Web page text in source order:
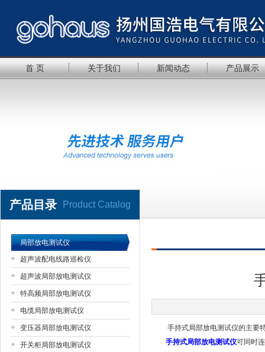
扬州国浩电气有限公司
首 页 关于我们 新闻动态 产品展示
产品目录 Product Catalog
局部放电测试仪
超声波配电线路巡检仪
超声波局部放电测试仪
特高频局部放电测试仪
电缆局部放电测试仪
变压器局部放电测试仪
开关柜局部放电测试仪
手持式局部放电测试仪的主要
手持式局部放电测试仪可同时